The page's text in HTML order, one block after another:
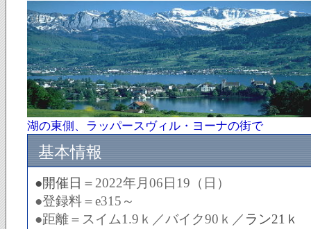
湖の東側、ラッパースヴィル・ヨーナの街で
基本情報
●開催日＝ 2022年月06日19（日）
●登録料＝e315～
●距離＝スイム1.9ｋ／バイク90ｋ／ ラン21ｋ